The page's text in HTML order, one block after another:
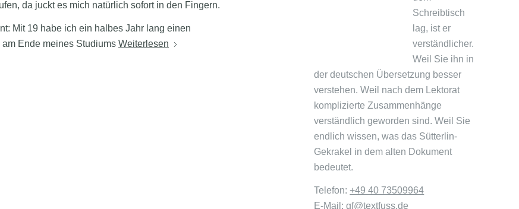
da juckt es mich natürlich sofort in den Fingern.
Mit 19 habe ich ein halbes Jahr lang einen
Ende meines Studiums Weiterlesen
Schreibtisch
lag, ist er
verständlicher.
Weil Sie ihn in
der deutschen Übersetzung besser
verstehen. Weil nach dem Lektorat
komplizierte Zusammenhänge
verständlich geworden sind. Weil Sie
endlich wissen, was das Sütterlin-
Gekrakel in dem alten Dokument
bedeutet.
Telefon:+49 40 73509964
E-Mail:gf@textfuss.de